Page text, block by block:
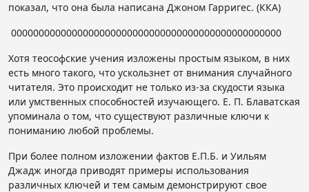
показал, что она была написана Джоном Гарригес. (ККА)
0000000000000000000000000000000000000000000000000
Хотя теософские учения изложены простым языком, в них
есть много такого, что ускользнет от внимания случайного
читателя. Это происходит не только из-за скудости языка
или умственных способностей изучающего. Е. П. Блаватская
упоминала о том, что существуют различные ключи к
пониманию любой проблемы.
При более полном изложении фактов Е.П.Б. и Уильям
Джадж иногда приводят примеры использования
различных ключей и тем самым демонстрируют свое